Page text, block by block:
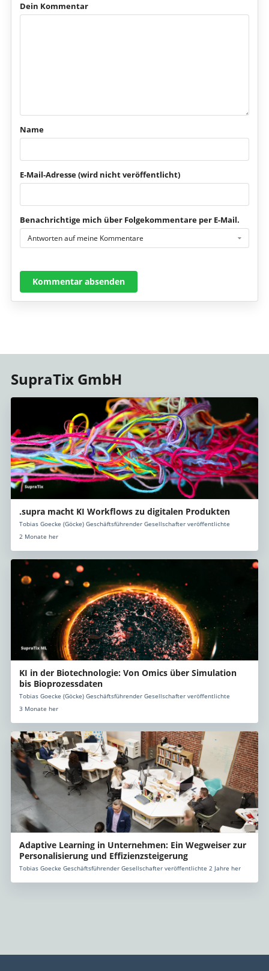
Dein Kommentar
Name
E-Mail-Adresse (wird nicht veröffentlicht)
Benachrichtige mich über Folgekommentare per E-Mail.
Antworten auf meine Kommentare
Kommentar absenden
SupraTix GmbH
.supra macht KI Workflows zu digitalen Produkten
Tobias Goecke (Göcke) Geschäftsführender Gesellschafter veröffentlichte
2 Monate her
KI in der Biotechnologie: Von Omics über Simulation
bis Bioprozessdaten
Tobias Goecke (Göcke) Geschäftsführender Gesellschafter veröffentlichte
3 Monate her
Adaptive Learning in Unternehmen: Ein Wegweiser zur
Personalisierung und Effizienzsteigerung
Tobias Goecke Geschäftsführender Gesellschafter veröffentlichte 2 Jahre her